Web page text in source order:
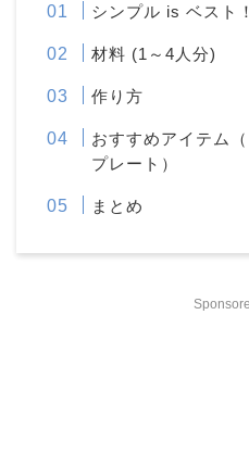
シンプル is ベスト
材料 (1～4人分)
作り方
おすすめアイテム
プレート）
まとめ